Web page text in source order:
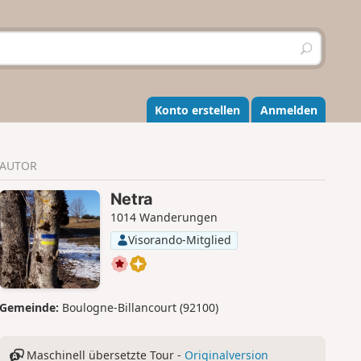
S
u
h
e
n
Konto erstellen Anmelden
AUTOR
Netra
1014 Wanderungen
Visorando-Mitglied
Gemeinde: Boulogne-Billancourt (92100)
Maschinell übersetzte Tour - Originalversion